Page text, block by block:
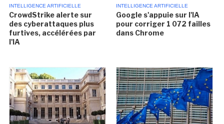
INTELLIGENCE ARTIFICIELLE
CrowdStrike alerte sur
des cyberattaques plus
furtives, accélérées par
l'IA
INTELLIGENCE ARTIFICIELLE
Google s'appuie sur l'IA
pour corriger 1 072 failles
dans Chrome